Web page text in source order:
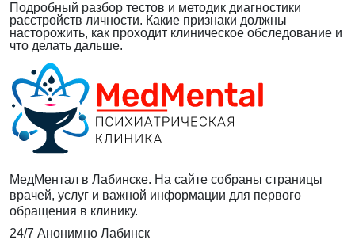
Подробный разбор тестов и методик диагностики
расстройств личности. Какие признаки должны
насторожить, как проходит клиническое обследование и
что делать дальше.
МедМентал в Лабинске. На сайте собраны страницы
врачей, услуг и важной информации для первого
обращения в клинику.
24/7 Анонимно Лабинск